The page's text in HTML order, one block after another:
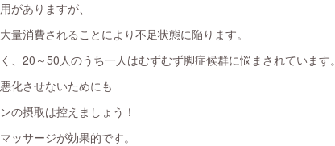
がありますが、
量消費されることにより不足状態に陥ります。
、20～50人のうち一人はむずむず脚症候群に悩まされています。
化させないためにも
の摂取は控えましょう！
ッサージが効果的です。